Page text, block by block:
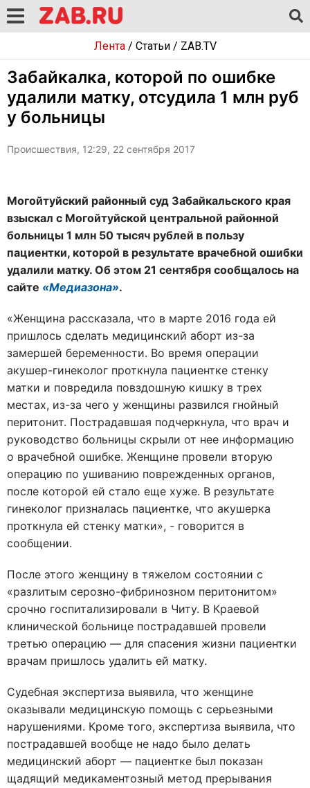
Лента/ Статьи/ ZAB.TV
Забайкалка, которой по ошибке
удалили матку, отсудила 1 млн руб
у больницы
Происшествия, 12:29, 22 сентября 2017
Могойтуйский районный суд Забайкальского края
взыскал с Могойтуйской центральной районной
больницы 1 млн 50 тысяч рублей в пользу
пациентки, которой в результате врачебной ошибки
удалили матку. Об этом 21 сентября сообщалось на
сайте «Медиазона».
«Женщина рассказала, что в марте 2016 года ей
пришлось сделать медицинский аборт из-за
замершей беременности. Во время операции
акушер-гинеколог проткнула пациентке стенку
матки и повредила повздошную кишку в трех
местах, из-за чего у женщины развился гнойный
перитонит. Пострадавшая подчеркнула, что врач и
руководство больницы скрыли от нее информацию
о врачебной ошибке. Женщине провели вторую
операцию по ушиванию поврежденных органов,
после которой ей стало еще хуже. В результате
гинеколог призналась пациентке, что акушерка
проткнула ей стенку матки», - говорится в
сообщении.
После этого женщину в тяжелом состоянии с
«разлитым серозно-фибринозном перитонитом»
срочно госпитализировали в Читу. В Краевой
клинической больнице пострадавшей провели
третью операцию — для спасения жизни пациентки
врачам пришлось удалить ей матку.
Судебная экспертиза выявила, что женщине
оказывали медицинскую помощь с серьезными
нарушениями. Кроме того, экспертиза выявила, что
пострадавшей вообще не надо было делать
медицинский аборт — пациентке был показан
щадящий медикаментозный метод прерывания